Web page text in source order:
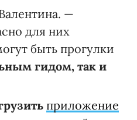
—
для них
быть прогулки
гидом, так и
приложение